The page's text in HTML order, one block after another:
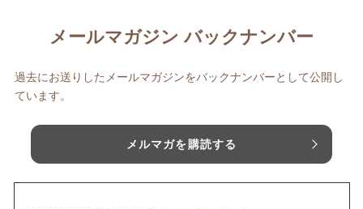
メールマガジン バックナンバー
過去にお送りしたメールマガジンをバックナンバーとして公開し
ています。
メルマガを購読する